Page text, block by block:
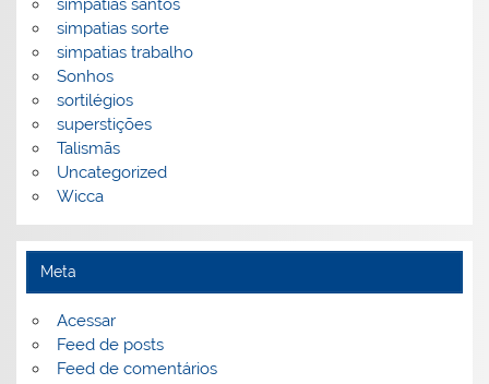
simpatias santos
simpatias sorte
simpatias trabalho
Sonhos
sortilégios
superstições
Talismãs
Uncategorized
Wicca
Meta
Acessar
Feed de posts
Feed de comentários